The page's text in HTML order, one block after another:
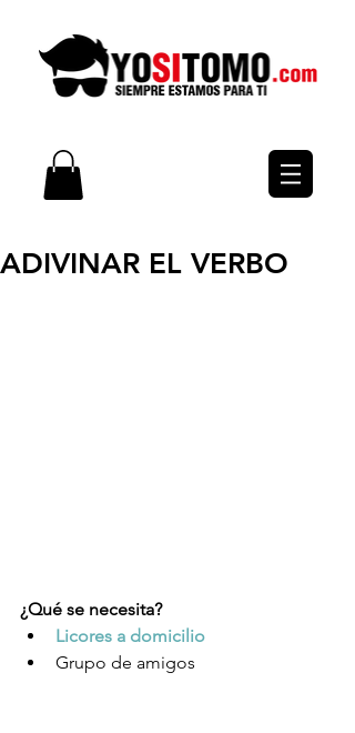
ADIVINAR EL VERBO
¿Qué se necesita?
Licores a domicilio
Grupo de amigos